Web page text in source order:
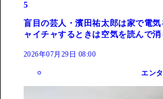
5
盲目の芸人・濱田祐太郎は家で電
ャイチャするときは空気を読んで消
2026年07月29日 08:00
エン